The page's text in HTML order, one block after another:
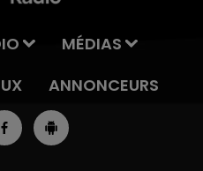
MÉDIAS
ANNONCEURS